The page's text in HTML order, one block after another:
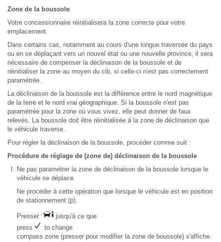
Zone de la boussole
Votre concessionnaire réinitialisera la zone correcte pour votre
emplacement.
Dans certains cas, notamment au cours d'une longue traversée du pays
ou en se déplaçant vers un nouvel état ou une nouvelle province, il sera
nécessaire de compenser la déclinaison de la boussole et de
réinitialiser la zone au moyen du cib, si celle-ci n'est pas correctement
paramétrée.
La déclinaison de la boussole est la différence entre le nord magnétique
de la terre et le nord vrai géographique. Si la boussole n'est pas
paramétrée pour la zone où vous vivez, elle peut donner de faux
relevés. La boussole doit être réinitialisée à la zone de déclinaison que
le véhicule traverse.
Pour régler la déclinaison de la boussole, procéder comme suit :
Procédure de réglage de (zone de) déclinaison de la boussole
Ne pas paramétrer la zone de déclinaison de la boussole lorsque le
véhicule se déplace.
Ne procéder à cette opération que lorsque le véhicule est en position
de stationnement (p).
Presser
jusqu'à ce que
press
to change
compass zone (presser pour modifier la zone de boussole) s'affiche.